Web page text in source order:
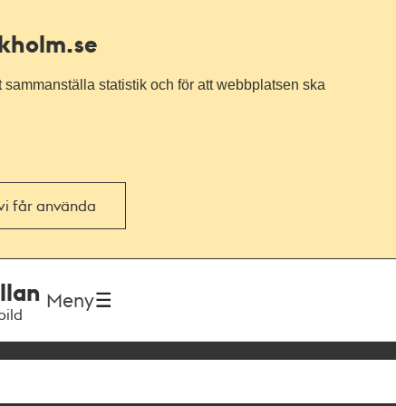
statistik och för att webbplatsen ska
får använda
Meny